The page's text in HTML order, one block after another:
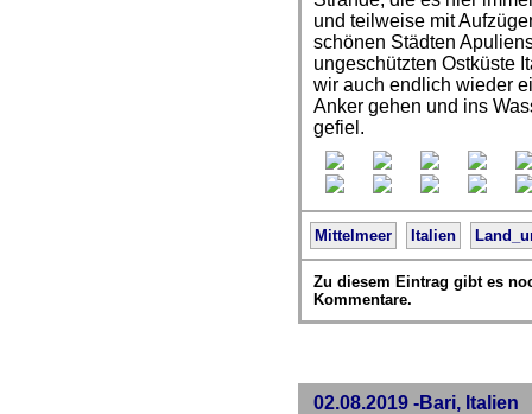
und teilweise mit
schönen Städten
ungeschützten Ostküste
wir auch endlich wieder
Anker gehen und ins
gefiel.
Mittelmeer Italien
Zu diesem Eintrag gibt es
Kommentare.
02.08.2019 -Bari, Italien